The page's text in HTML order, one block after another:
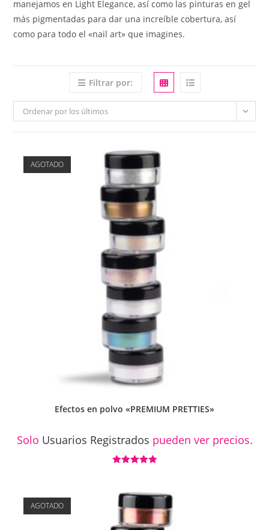
manejamos en Light Elegance, así como las pinturas en gel
más pigmentadas para dar una increíble cobertura, así
como para todo el «nail art» que imagines.
Filtrar por:
Ordenar por los últimos
AGOTADO
Efectos en polvo «PREMIUM PRETTIES»
Solo Usuarios Registrados pueden ver precios.
AGOTADO